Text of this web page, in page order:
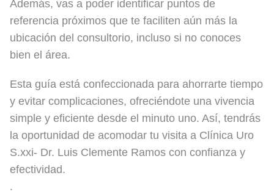
Además, vas a poder identificar puntos de
referencia próximos que te faciliten aún más la
ubicación del consultorio, incluso si no conoces
bien el área.
Esta guía está confeccionada para ahorrarte tiempo
y evitar complicaciones, ofreciéndote una vivencia
simple y eficiente desde el minuto uno. Así, tendrás
la oportunidad de acomodar tu visita a Clínica Uro
S.xxi- Dr. Luis Clemente Ramos con confianza y
efectividad.
.